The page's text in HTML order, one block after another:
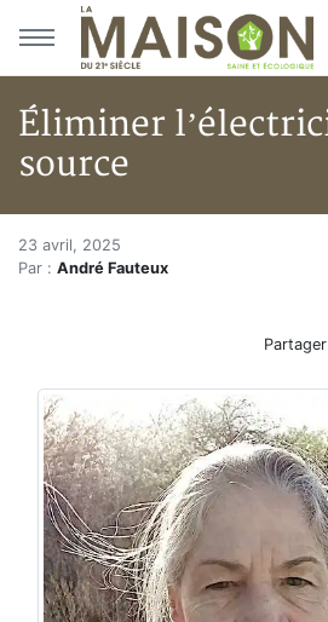
Aller au menu principal
Aller au contenu principal
Éliminer
source
Accueil
Articles
Éliminer l’électricité sale à la
Éliminer
23 avril, 2025
Par : André Fauteux